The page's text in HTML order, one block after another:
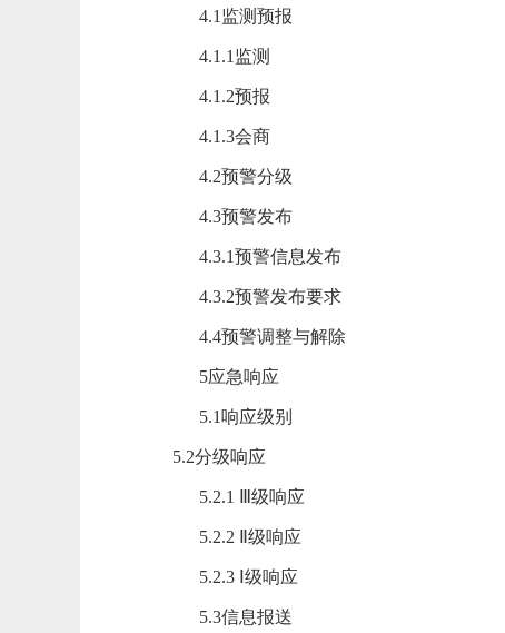
4.1监测预报
4.1.1监测
4.1.2预报
4.1.3会商
4.2预警分级
4.3预警发布
4.3.1预警信息发布
4.3.2预警发布要求
4.4预警调整与解除
5应急响应
5.1响应级别
5.2分级响应
5.2.1 Ⅲ级响应
5.2.2 Ⅱ级响应
5.2.3 Ⅰ级响应
5.3信息报送